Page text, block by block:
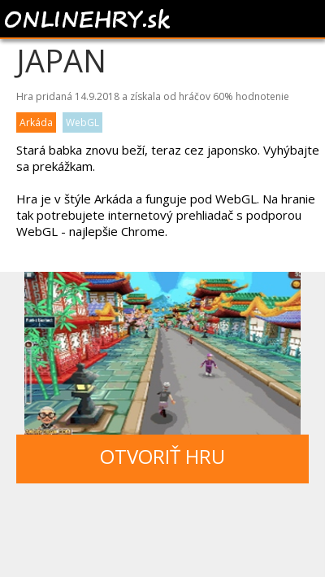
ANGRY GRAN RUN
JAPAN
Hra pridaná 14.9.2018 a získala od hráčov 60% hodnotenie
Arkáda
WebGL
Stará babka znovu beží, teraz cez japonsko. Vyhýbajte
sa prekážkam.
Hra je v štýle Arkáda a funguje pod WebGL. Na hranie
tak potrebujete internetový prehliadač s podporou
WebGL - najlepšie Chrome.
OTVORIŤ HRU